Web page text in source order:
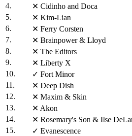
4.
✕ Cidinho and Doca
5.
✕ Kim-Lian
6.
✕ Ferry Corsten
7.
✕ Brainpower & Lloyd
8.
✕ The Editors
9.
✕ Liberty X
10.
✓ Fort Minor
11.
✕ Deep Dish
12.
✕ Maxim & Skin
13.
✕ Akon
14.
✕ Rosemary's Son & Ilse
15.
✓ Evanescence